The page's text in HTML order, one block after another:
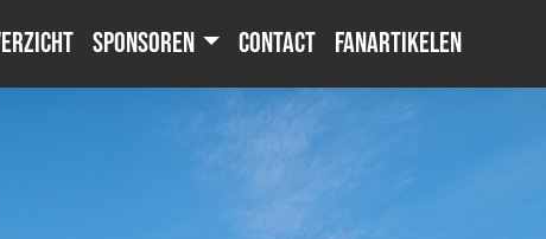
Sponsoren Contact Fanartikelen